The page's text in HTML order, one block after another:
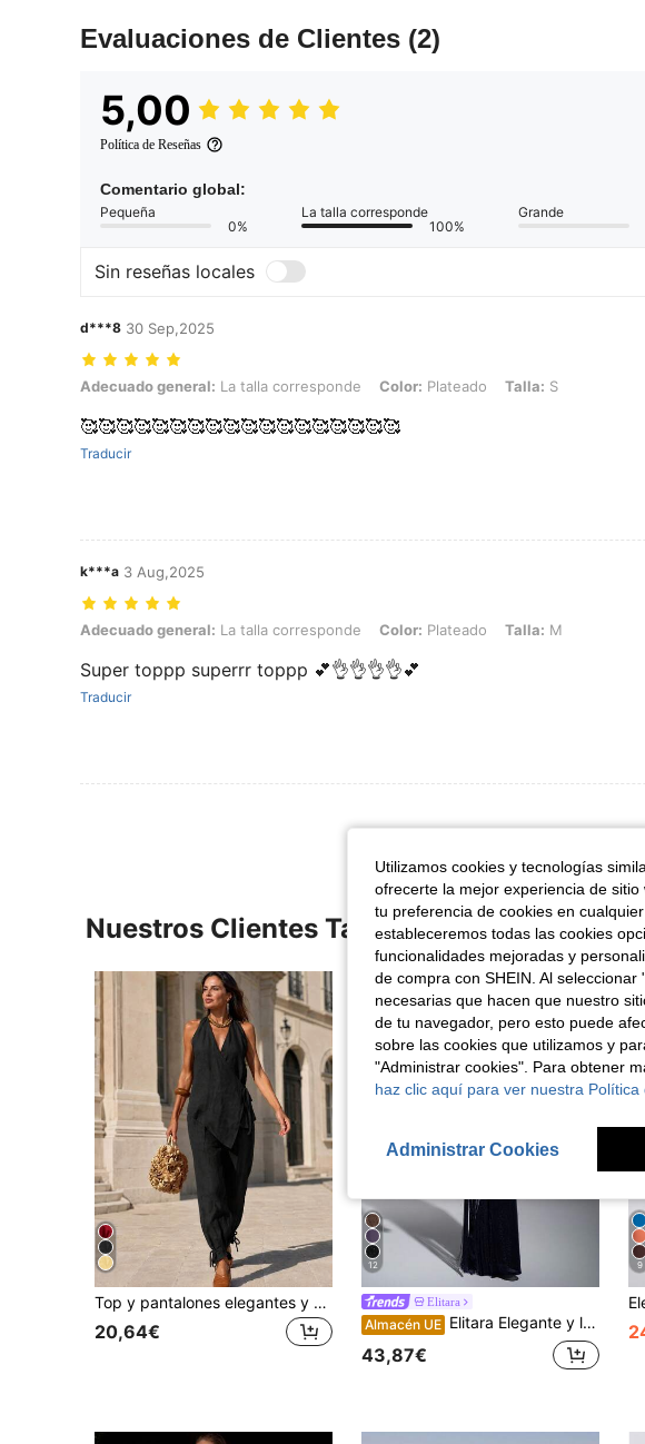
Evaluaciones de Clientes (2)
5,00
Política de Reseñas
Comentario global:
Pequeña
0%
La talla corresponde
100%
Grande
Sin reseñas locales
d***8 30 Sep,2025
Adecuado general: La talla corresponde, Color: Plateado, Talla: S
Adecuado general: La talla corresponde Color: Plateado Talla: S
🥰🥰🥰🥰🥰🥰🥰🥰🥰🥰🥰🥰🥰🥰🥰🥰🥰🥰
Traducir
k***a 3 Aug,2025
Adecuado general: La talla corresponde, Color: Plateado, Talla: M
Adecuado general: La talla corresponde Color: Plateado Talla: M
Super toppp superrr toppp 💕👌👌👌👌💕
Traducir
Nuestros Clientes También Vieron
Top y pantalones elegantes y nobles para mujer con cuello en V cruzado y diseño de lazo en la espalda, de la colección de otoño. Negro para boda y fiesta de otoño
20,64€
12
Elitara
Almacén UE Elitara Elegante y lujoso vestido ajustado con hombros descubiertos, cuello de gato, detalles de borlas en la cintura y destellos de brillo, adecuado para ocasiones formales como galas, exposiciones, eventos de negocios y fiestas nocturnas
43,87€
9
Utilizamos cookies y tecnologías
ofrecerte la mejor experiencia de
tu preferencia de cookies en
estableceremos todas las cookies
funcionalidades mejoradas y
de compra con SHEIN. Al
necesarias que hacen que nuestro
de tu navegador, pero esto puede
sobre las cookies que utilizamos y
"Administrar cookies". Para obtener
haz clic aquí para ver nuestra Política
Administrar Cookies